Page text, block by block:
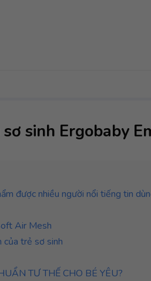
sinh Ergobaby
được nhiều người nổi tiếng tin
Air Mesh
của trẻ sơ sinh
TƯ THẾ CHO BÉ YÊU?